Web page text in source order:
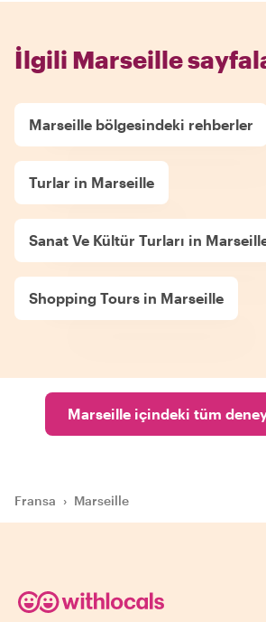
İlgili Marseille
Marseille bölgesindeki rehberler
Turlar in Marseille
Sanat Ve Kültür Turları in
Shopping Tours in Marseille
Marseille içindeki tüm
Fransa › Marseille